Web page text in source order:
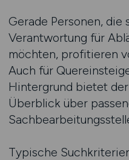
Gerade Personen,
Verantwortung für
möchten, profitieren
Auch für
Hintergrund bietet
Überblick über
Typische